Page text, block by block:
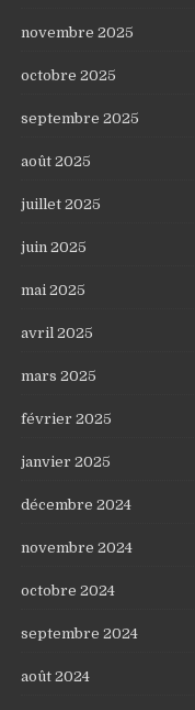
novembre 2025
octobre 2025
septembre 2025
août 2025
juillet 2025
juin 2025
mai 2025
avril 2025
mars 2025
février 2025
janvier 2025
décembre 2024
novembre 2024
octobre 2024
septembre 2024
août 2024